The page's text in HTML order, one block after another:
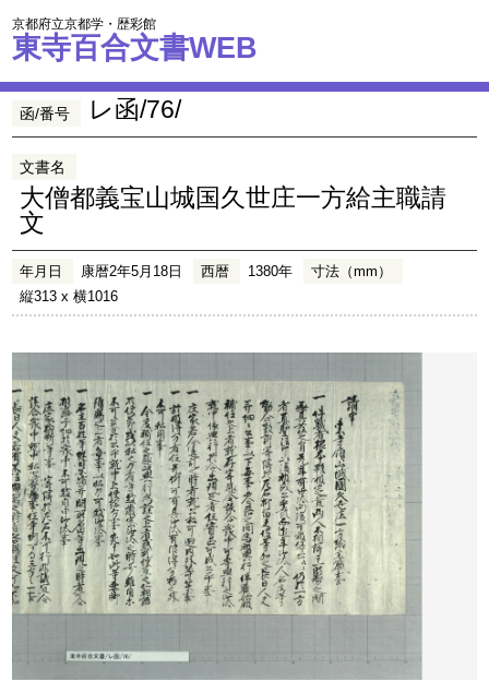
京都府立京都学・歴彩館
東寺百合文書WEB
函/番号 レ函/76/
文書名
大僧都義宝山城国久世庄一方給主職請
文
年月日 康暦2年5月18日 西暦 1380年
寸法（mm）
縦313 x 横1016